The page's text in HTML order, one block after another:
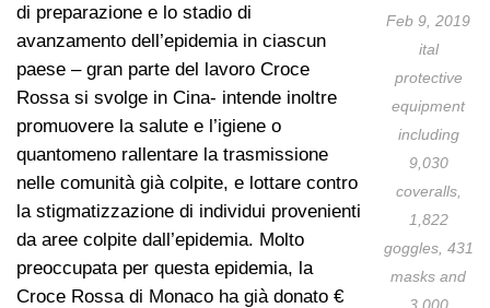
Feb 9, 2019
ital
protective
equipment
including
9,030
coveralls,
1,822
goggles, 431
masks and
di preparazione e lo stadio di
avanzamento dell’epidemia in ciascun
paese – gran parte del lavoro Croce
Rossa si svolge in Cina- intende inoltre
promuovere la salute e l’igiene o
quantomeno rallentare la trasmissione
nelle comunità già colpite, e lottare contro
la stigmatizzazione di individui provenienti
da aree colpite dall’epidemia. Molto
preoccupata per questa epidemia, la
Croce Rossa di Monaco ha già donato €